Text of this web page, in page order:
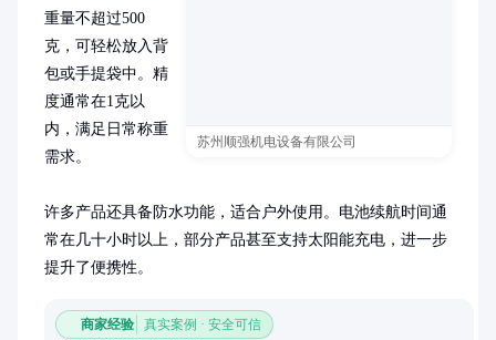
苏州顺强机电设备有限公司
重量不超过500
克，可轻松放入背
包或手提袋中。精
度通常在1克以
内，满足日常称重
需求。
许多产品还具备防水功能，适合户外使用。电池续航时间通
常在几十小时以上，部分产品甚至支持太阳能充电，进一步
提升了便携性。
商家经验 真实案例 · 安全可信